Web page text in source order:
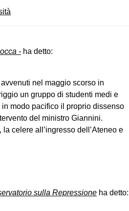
- ha detto:
nel maggio scorso in
un gruppo di studenti medi e
modo pacifico il proprio dissenso
del ministro Giannini.
celere all’ingresso dell’Ateneo e
sulla Repressione ha detto: